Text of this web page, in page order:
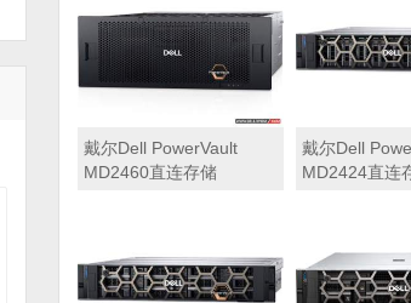
SSD固态硬盘丨PERC
H965i阵列卡丨800W双电
源丨三年保修)
H965i阵列卡
源丨三年保修)
戴尔Dell PowerVault
MD2460直连存储
戴尔Dell
MD2424直连